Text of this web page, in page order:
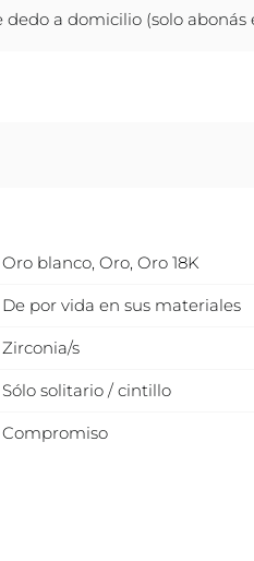
a domicilio (solo abonás
Oro blanco, Oro, Oro 18K
De por vida en sus materiales
Zirconia/s
Sólo solitario / cintillo
Compromiso